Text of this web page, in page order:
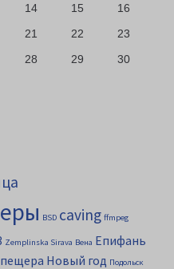
14 15
16
21 22
23
28 29
30
BSD caving ffmpeg
Zemplinska Sirava Вена Епифань
Новый год Подольск